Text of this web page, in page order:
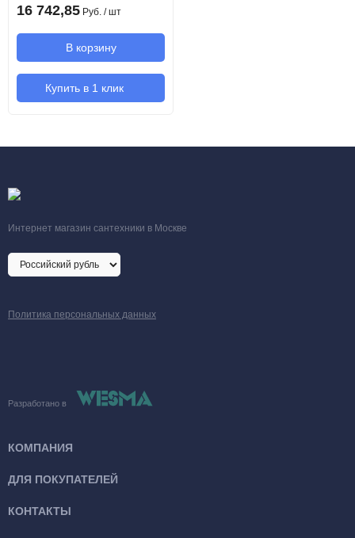
16 742,85 Руб. / шт
В корзину
Купить в 1 клик
Интернет магазин сантехники в Москве
Политика персональных данных
Разработано в
КОМПАНИЯ
ДЛЯ ПОКУПАТЕЛЕЙ
КОНТАКТЫ